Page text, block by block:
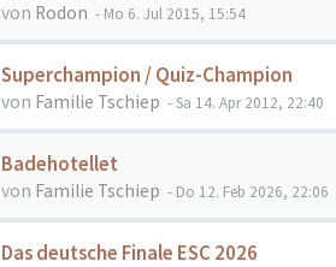
von Rodon - Mo 6. Jul 2015, 15:54
Superchampion / Quiz-Champion
von Familie Tschiep - Sa 14. Apr 2012, 22:40
Badehotellet
von Familie Tschiep - Do 12. Feb 2026, 22:06
Das deutsche Finale ESC 2026